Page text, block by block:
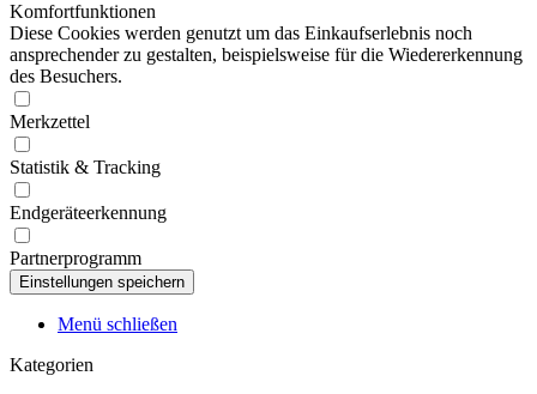
Komfortfunktionen
Diese Cookies werden genutzt um das Einkaufserlebnis noch
ansprechender zu gestalten, beispielsweise für die Wiedererkennung
des Besuchers.
Merkzettel
Statistik & Tracking
Endgeräteerkennung
Partnerprogramm
Menü schließen
Kategorien